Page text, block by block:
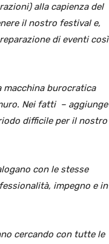
alla capienza del
il nostro festival e,
di eventi così
burocratica
Nei fatti – aggiunge
difficile per il nostro
con le stesse
impegno e in
cercando con tutte le